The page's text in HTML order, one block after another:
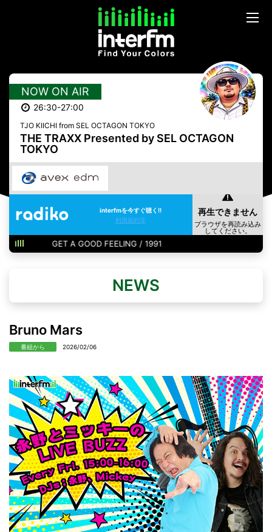
NOW ON AIR
26:30-27:00
TJO KIICHI from SEL OCTAGON TOKYO
THE TRAXX Presented by SEL OCTAGON
TOKYO
interfmを今すぐ聴く!!
利用規約等
GET A GOOD FEELING / 1991
NEWS
Bruno Mars
番組から 2026/02/06